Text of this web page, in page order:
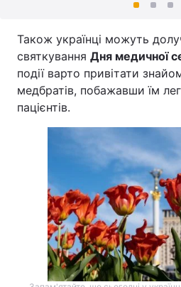
Також українці можуть
святкування Дня медичної
події варто привітати
медбратів, побажавши їм
пацієнтів.